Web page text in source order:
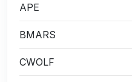
APE
BMARS
CWOLF